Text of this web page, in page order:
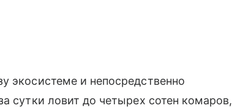
экосистеме и непосредственно
сутки ловит до четырех сотен комаров,